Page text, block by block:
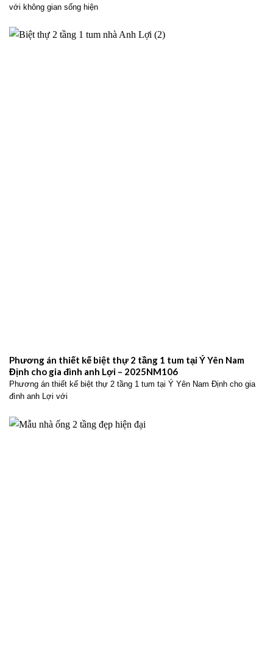
với không gian sống hiện
Phương án thiết kế biệt thự 2 tầng 1 tum tại Ý Yên Nam
Định cho gia đình anh Lợi – 2025NM106
Phương án thiết kế biệt thự 2 tầng 1 tum tại Ý Yên Nam Định cho gia
đình anh Lợi với